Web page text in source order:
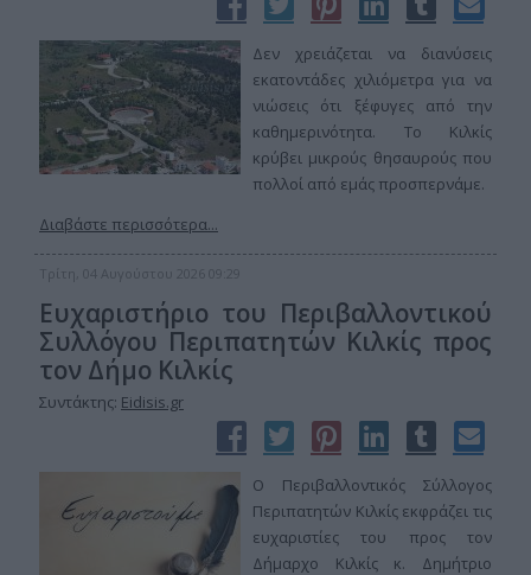
Δεν χρειάζεται να διανύσεις
εκατοντάδες χιλιόμετρα για να
νιώσεις ότι ξέφυγες από την
καθημερινότητα. Το Κιλκίς
κρύβει μικρούς θησαυρούς που
πολλοί από εμάς προσπερνάμε.
Διαβάστε περισσότερα...
Τρίτη, 04 Αυγούστου 2026 09:29
Ευχαριστήριο του Περιβαλλοντικού
Συλλόγου Περιπατητών Κιλκίς προς
τον Δήμο Κιλκίς
Συντάκτης: Eidisis.gr
Ο Περιβαλλοντικός Σύλλογος
Περιπατητών Κιλκίς εκφράζει τις
ευχαριστίες του προς τον
Δήμαρχο Κιλκίς κ. Δημήτριο